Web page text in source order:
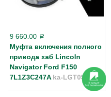
9 660.00 p
Муфта включения полного
привода хаб Lincoln
Navigator Ford F150
7L1Z3C247A ka-LGT054